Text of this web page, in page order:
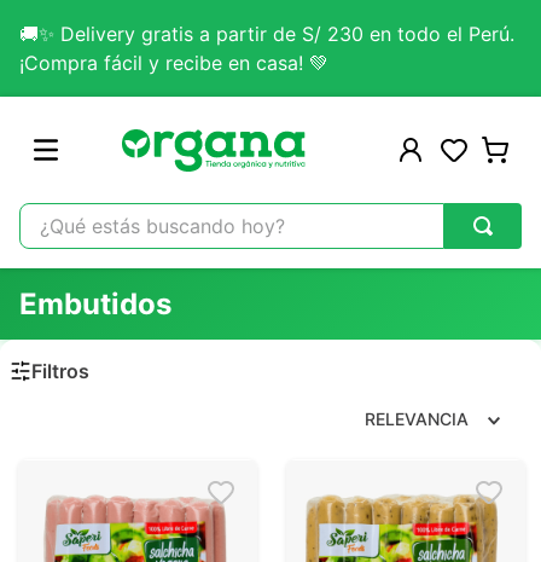
🚚✨ Delivery gratis a partir de S/ 230 en todo el Perú.
¡Compra fácil y recibe en casa! 💚
¿Qué estás buscando hoy?
1.
omega 3
2.
citrato magnesio
glicinato magnesio
6 .
melena leon
Embutidos
RELEVANCIA